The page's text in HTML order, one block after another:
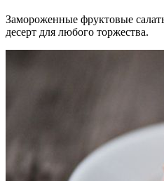
Замороженные фруктовые
десерт для любого торжества.